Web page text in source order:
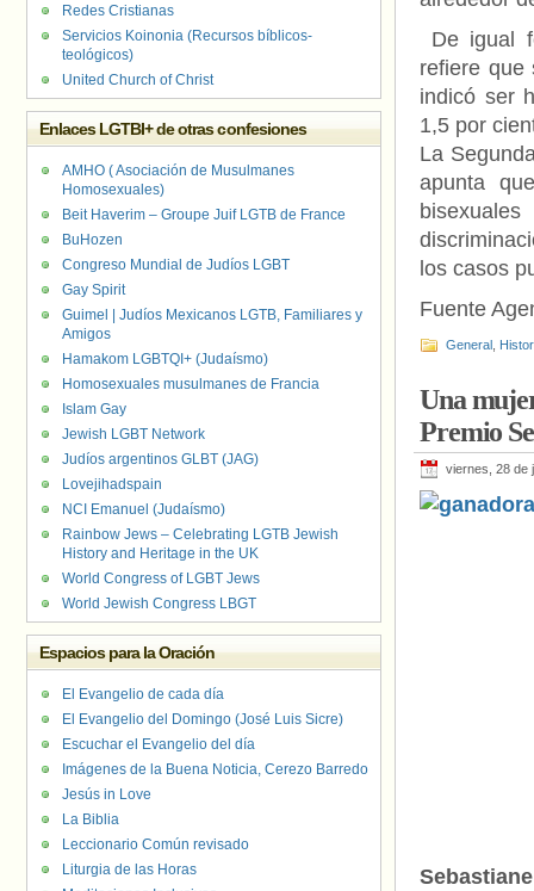
De igual
refiere que
indicó ser
1,5 por
La
apunta
los casos
Fuente
General
Una
Premio
viernes, 28 de
Redes Cristianas
Servicios Koinonia (Recursos bíblicos-
teológicos)
United Church of Christ
Enlaces LGTBI+ de otras confesiones
AMHO ( Asociación de Musulmanes
Homosexuales)
Beit Haverim – Groupe Juif LGTB de France
BuHozen
Congreso Mundial de Judíos LGBT
Gay Spirit
Guimel | Judíos Mexicanos LGTB, Familiares y
Amigos
Hamakom LGBTQI+ (Judaísmo)
Homosexuales musulmanes de Francia
Islam Gay
Jewish LGBT Network
Judíos argentinos GLBT (JAG)
Lovejihadspain
NCI Emanuel (Judaísmo)
Rainbow Jews – Celebrating LGTB Jewish
History and Heritage in the UK
World Congress of LGBT Jews
World Jewish Congress LBGT
Espacios para la Oración
El Evangelio de cada día
El Evangelio del Domingo (José Luis Sicre)
Escuchar el Evangelio del día
Imágenes de la Buena Noticia, Cerezo Barredo
Jesús in Love
La Biblia
Leccionario Común revisado
Liturgia de las Horas